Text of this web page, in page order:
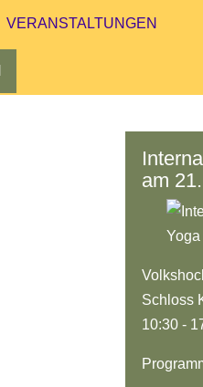
VERANSTALTUNGEN
am
Schloss
10:30 -